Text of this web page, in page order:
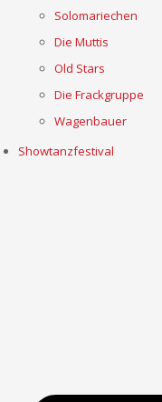
Solomariechen
Die Muttis
Old Stars
Die Frackgruppe
Wagenbauer
Showtanzfestival